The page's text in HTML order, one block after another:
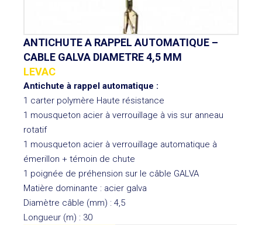
ANTICHUTE A RAPPEL AUTOMATIQUE –
CABLE GALVA DIAMETRE 4,5 MM
LEVAC
Antichute à rappel automatique :
1 carter polymère Haute résistance
1 mousqueton acier à verrouillage à vis sur anneau
rotatif
1 mousqueton acier à verrouillage automatique à
émerillon + témoin de chute
1 poignée de préhension sur le câble GALVA
Matière dominante : acier galva
Diamètre câble (mm) : 4,5
Longueur (m) : 30